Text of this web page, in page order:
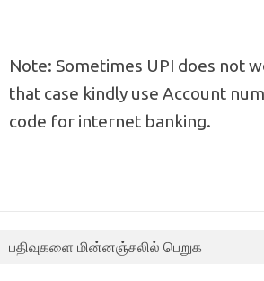
Note: Sometimes UPI does not
that case kindly use Account
code for internet banking.
பதிவுகளை மின்னஞ்சலில் பெறுக